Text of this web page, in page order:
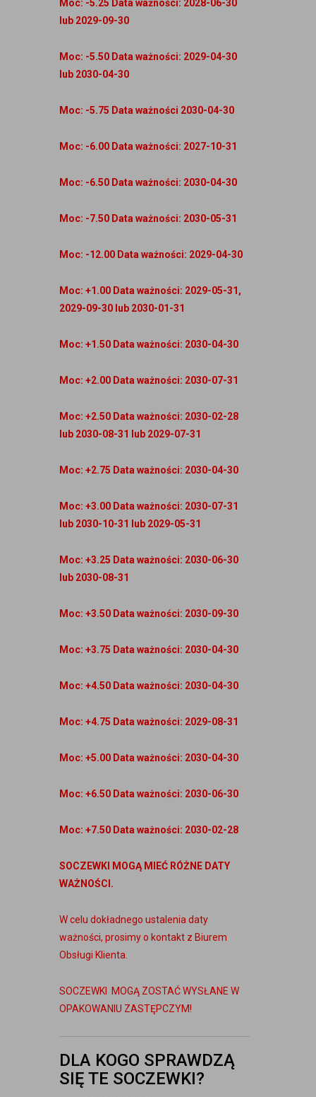
Moc: -5.25 Data ważności: 2028-06-30
lub 2029-09-30
Moc: -5.50 Data ważności: 2029-04-30
lub 2030-04-30
Moc: -5.75 Data ważności 2030-04-30
Moc: -6.00 Data ważności: 2027-10-31
Moc: -6.50 Data ważności: 2030-04-30
Moc: -7.50 Data ważności: 2030-05-31
Moc: -12.00 Data ważności: 2029-04-30
Moc: +1.00 Data ważności: 2029-05-31,
2029-09-30 lub 2030-01-31
Moc: +1.50 Data ważności: 2030-04-30
Moc: +2.00 Data ważności: 2030-07-31
Moc: +2.50 Data ważności: 2030-02-28
lub 2030-08-31 lub 2029-07-31
Moc: +2.75 Data ważności: 2030-04-30
Moc: +3.00 Data ważności: 2030-07-31
lub 2030-10-31 lub 2029-05-31
Moc: +3.25 Data ważności: 2030-06-30
lub 2030-08-31
Moc: +3.50 Data ważności: 2030-09-30
Moc: +3.75 Data ważności: 2030-04-30
Moc: +4.50 Data ważności: 2030-04-30
Moc: +4.75 Data ważności: 2029-08-31
Moc: +5.00 Data ważności: 2030-04-30
Moc: +6.50 Data ważności: 2030-06-30
Moc: +7.50 Data ważności: 2030-02-28
SOCZEWKI MOGĄ MIEĆ RÓŻNE DATY
WAŻNOŚCI.
W celu dokładnego ustalenia daty
ważności, prosimy o kontakt z Biurem
Obsługi Klienta.
SOCZEWKI MOGĄ ZOSTAĆ WYSŁANE W
OPAKOWANIU ZASTĘPCZYM!
DLA KOGO SPRAWDZĄ
SIĘ TE SOCZEWKI?